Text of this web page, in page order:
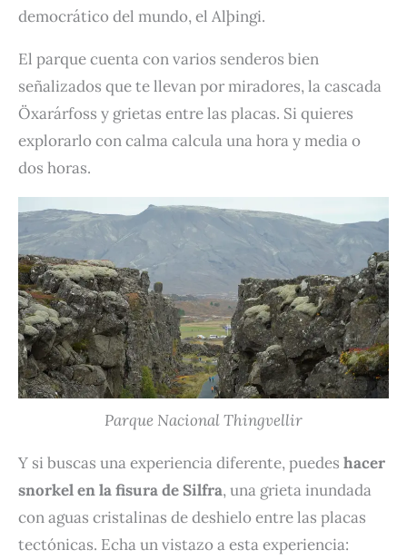
democrático del mundo, el Alþingi.
El parque cuenta con varios senderos bien
señalizados que te llevan por miradores, la cascada
Öxarárfoss y grietas entre las placas. Si quieres
explorarlo con calma calcula una hora y media o
dos horas.
Parque Nacional Thingvellir
Y si buscas una experiencia diferente, puedes hacer
snorkel en la fisura de Silfra, una grieta inundada
con aguas cristalinas de deshielo entre las placas
tectónicas. Echa un vistazo a esta experiencia: